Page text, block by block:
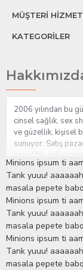
MÜŞTERİ
KATEGORİLER
2006 yılından bu
cinsel sağlık, sex
ve güzellik, kişisel
sunuyor. Satış
kesinlikle ödün
sorularınıza
ihtiyaçlarınızı en
İstanbul beylikdüzü
stratejimiz ile
bakımlı olmaları
sağlıyoruz.Sex
gelişmeleri ve
5000'e yakın
kendi alanımızda
Minions ipsum ti
Tank yuuu!
masala pepete
Minions ipsum ti
Tank yuuu!
masala pepete
Minions ipsum ti
Tank yuuu!
masala pepete